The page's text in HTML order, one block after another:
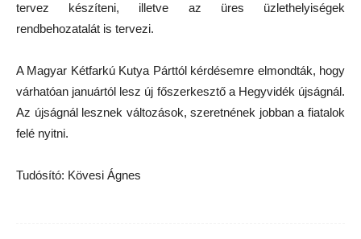
tervez készíteni, illetve az üres üzlethelyiségek
rendbehozatalát is tervezi.
A Magyar Kétfarkú Kutya Párttól kérdésemre elmondták, hogy
várhatóan januártól lesz új főszerkesztő a Hegyvidék újságnál.
Az újságnál lesznek változások, szeretnének jobban a fiatalok
felé nyitni.
Tudósító: Kövesi Ágnes